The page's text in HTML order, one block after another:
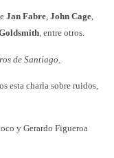
Jan Fabre,John Cage,
, entre otros.
de Santiago
esta charla sobre ruidos,
y Gerardo Figueroa